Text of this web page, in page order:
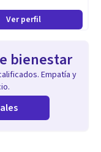
Psicología Clínica
Ver perfil
bienestar
Empatía y